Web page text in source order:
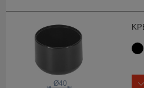
Ø40